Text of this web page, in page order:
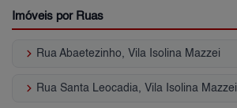
Imóveis por Ruas
keyboard_arrow_right Rua Abaetezinho, Vila Isolina Mazzei
keyboard_arrow_right Rua Santa Leocadia, Vila Isolina Mazzei